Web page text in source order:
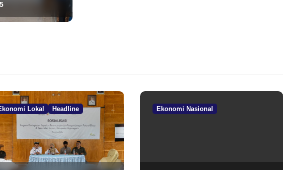
Lokal Headline Ekonomi Nasional